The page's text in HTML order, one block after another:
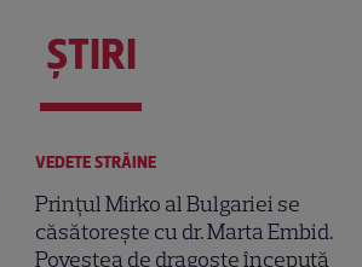
ŞTIRI
VEDETE STRĂINE
Prințul Mirko al Bulgariei se
căsătorește cu dr. Marta Embid.
Povestea de dragoste începută